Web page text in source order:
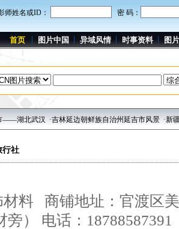
师姓名或ID： 密 码：
首页 图片中国 异域风情 时事资料 图
湖北武汉 ·吉林延边朝鲜族自治州延吉市风景 ·新疆
行社
料 商铺地址：官渡区
旁） 电话：